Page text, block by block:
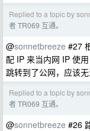
Replied to a topic by
者 TR069 互通。
@sonnetbreeze #27
配 IP 来当内网 IP 使
跳转到了公网，应该
Replied to a topic by
者 TR069 互通。
@sonnetbreeze #26